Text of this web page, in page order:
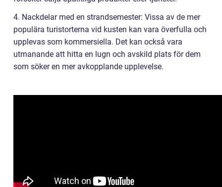
4. Nackdelar med en strandsemester: Vissa av de mer
populära turistorterna vid kusten kan vara överfulla och
upplevas som kommersiella. Det kan också vara
utmanande att hitta en lugn och avskild plats för dem
som söker en mer avkopplande upplevelse.